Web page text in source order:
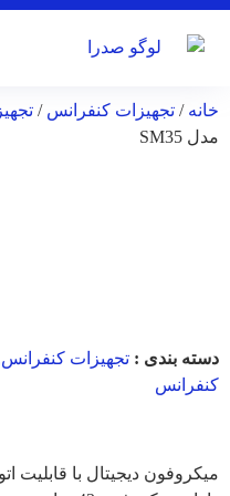
خانه / تجهیزات کنفرانس /
مدل SM35
دسته بندی : تجهیزات کنفرانس
کنفرانس
میکروفون دیجیتال با قابلیت